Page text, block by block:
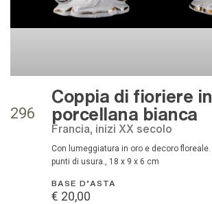
296
Coppia di fioriere in
porcellana bianca
Francia, inizi XX secolo
con lumeggiatura in oro e decoro floreale. Diversi
punti di usura., 18 x 9 x 6 cm
BASE D'ASTA
€ 20,00